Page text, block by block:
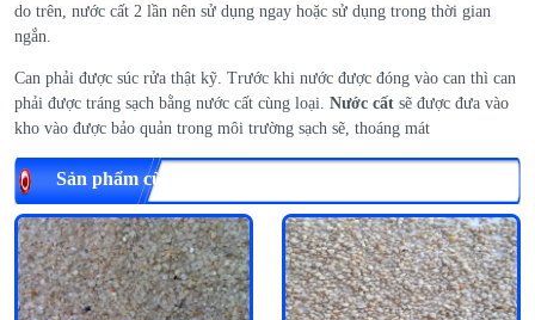
do trên, nước cất 2 lần nên sử dụng ngay hoặc sử dụng trong thời gian
ngắn.
Can phải được súc rửa thật kỹ. Trước khi nước được đóng vào can thì can
phải được tráng sạch bằng nước cất cùng loại. Nước cất sẽ được đưa vào
kho vào được bảo quản trong môi trường sạch sẽ, thoáng mát
Sản phẩm cùng loại